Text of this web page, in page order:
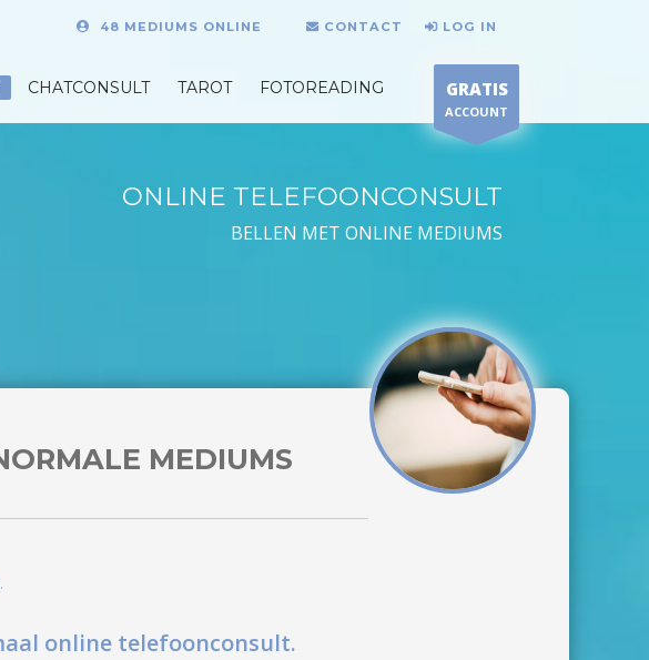
48 MEDIUMS ONLINE CONTACT LOG IN
CHATCONSULT TAROT FOTOREADING GRATIS
ACCOUNT
ONLINE TELEFOONCONSULT
BELLEN MET ONLINE MEDIUMS
MEDIUMS
online telefoonconsult.